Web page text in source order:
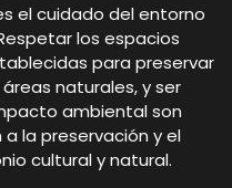
el cuidado del entorno
los espacios
para preservar
naturales, y ser
ambiental son
la preservación y el
cultural y natural.